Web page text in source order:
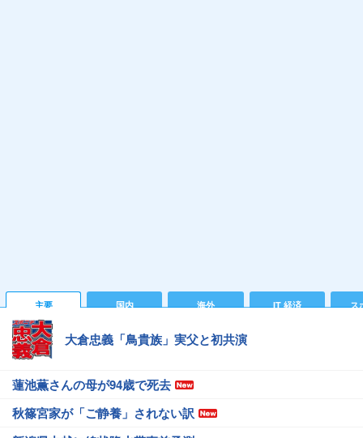
主要 国内 海外 IT 経済 ス
大倉忠義「鳥貴族」実父と初共演
蓮池薫さんの母が94歳で死去
秋篠宮家が「ご静養」されない訳